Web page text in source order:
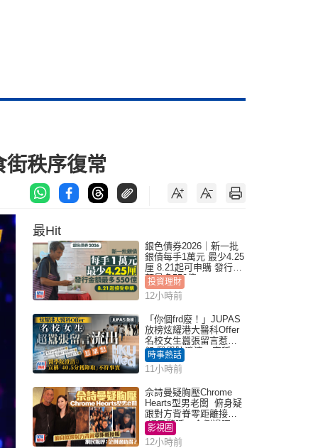
街秩序復常
最Hit
銀色債券2026｜新一批
銀債每手1萬元 最少4.25
厘 8.21起可申購 發行金
額最多550億
投資理財
12小時前
「你個frd廢！」JUPAS
放榜炫耀港大醫科Offer
名校女生囂張留言惹眾
怒 醫學院澄清：宣稱
「40.5分獲錄取」不符事
實｜Juicy叮
時事熱話
11小時前
佘詩曼疑胸壓Chrome
Hearts型男老闆 俯身疑
跟對方背脊零距離接觸
網民驚呼：企側邊唔
得？
影視圈
12小時前